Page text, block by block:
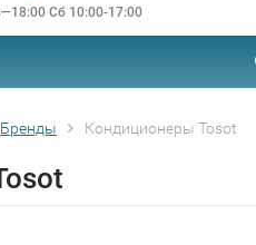
Сб 10:00-17:00
Бренды Кондиционеры Tosot